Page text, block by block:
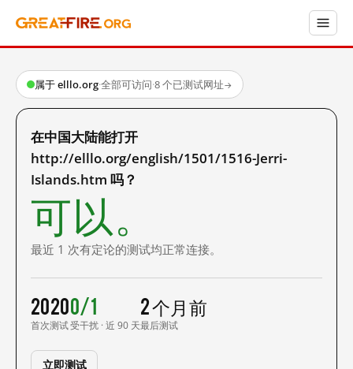
属于 elllo.org·全部可访问·8 个已测试网址→
在中国大陆能打开
http://elllo.org/english/1501/1516-Jerri-
Islands.htm 吗？
可以。
最近 1 次有定论的测试均正常连接。
2020
首次测试
0/1
受干扰 · 近 90 天
2 个月前
最后测试
立即测试